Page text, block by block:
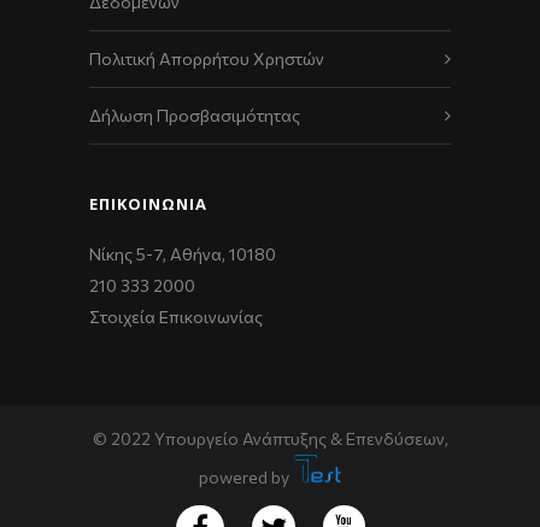
Πολιτική Απορρήτου Χρηστών
Δήλωση Προσβασιμότητας
ΕΠΙΚΟΙΝΩΝΊΑ
Νίκης 5-7, Αθήνα, 10180
210 333 2000
Στοιχεία Επικοινωνίας
© 2022 Υπουργείο Ανάπτυξης & Επενδύσεων,
powered by